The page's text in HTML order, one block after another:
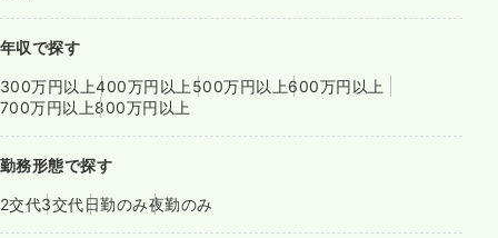
年収で探す
300万円以上400万円以上 500万円以上600万円以上
700万円以上800万円以上
勤務形態で探す
2交代3交代日勤のみ夜勤のみ